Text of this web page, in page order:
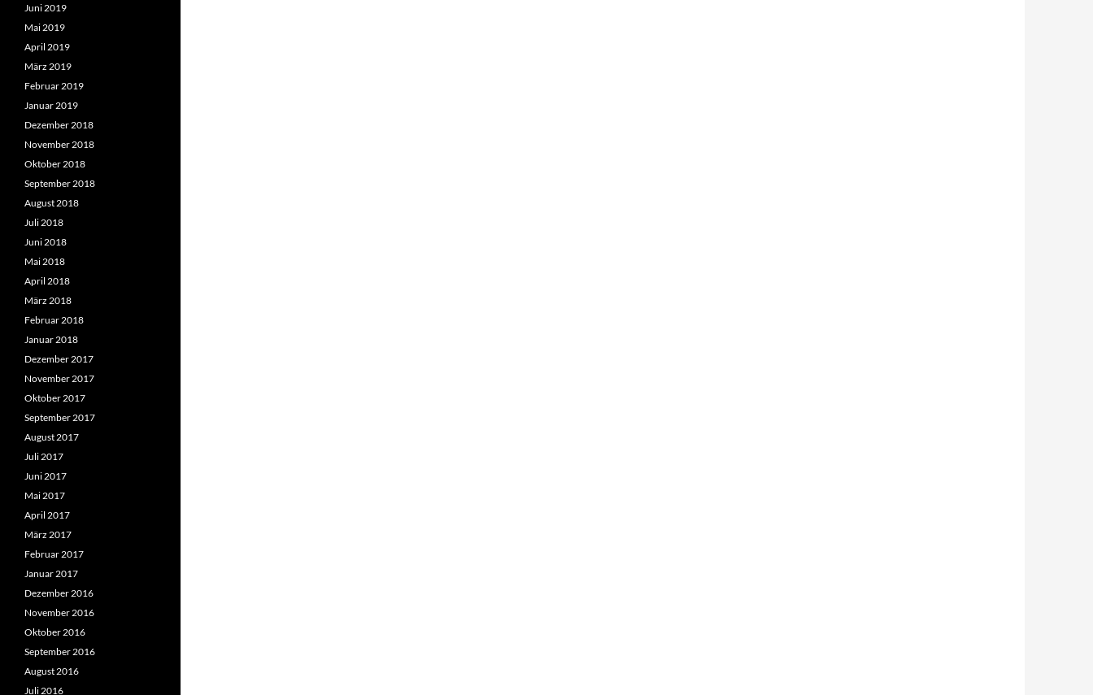
Juni 2019
Mai 2019
April 2019
März 2019
Februar 2019
Januar 2019
Dezember 2018
November 2018
Oktober 2018
September 2018
August 2018
Juli 2018
Juni 2018
Mai 2018
April 2018
März 2018
Februar 2018
Januar 2018
Dezember 2017
November 2017
Oktober 2017
September 2017
August 2017
Juli 2017
Juni 2017
Mai 2017
April 2017
März 2017
Februar 2017
Januar 2017
Dezember 2016
November 2016
Oktober 2016
September 2016
August 2016
Juli 2016